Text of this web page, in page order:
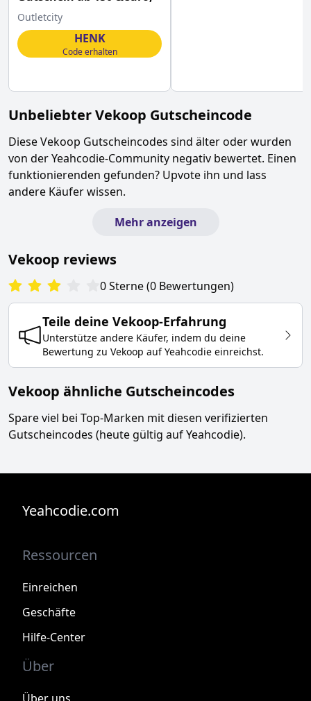
Outletcity
HENK
Code erhalten
UnbeliebterVekoop Gutscheincode
DieseVekoop Gutscheincodes sind älter oder wurden
von der Yeahcodie-Community negativ bewertet. Einen
funktionierenden gefunden? Upvote ihn und lass
andere Käufer wissen.
Mehr anzeigen
Vekoop reviews
0Sterne(0 Bewertungen)
Teile deine Vekoop-Erfahrung
Unterstütze andere Käufer, indem du deine
Bewertung zu Vekoop auf Yeahcodie einreichst.
Vekoop ähnliche Gutscheincodes
Spare viel bei Top-Marken mit diesen verifizierten
Gutscheincodes (heute gültig auf Yeahcodie).
Yeahcodie.com
Ressourcen
Einreichen
Geschäfte
Hilfe-Center
Über